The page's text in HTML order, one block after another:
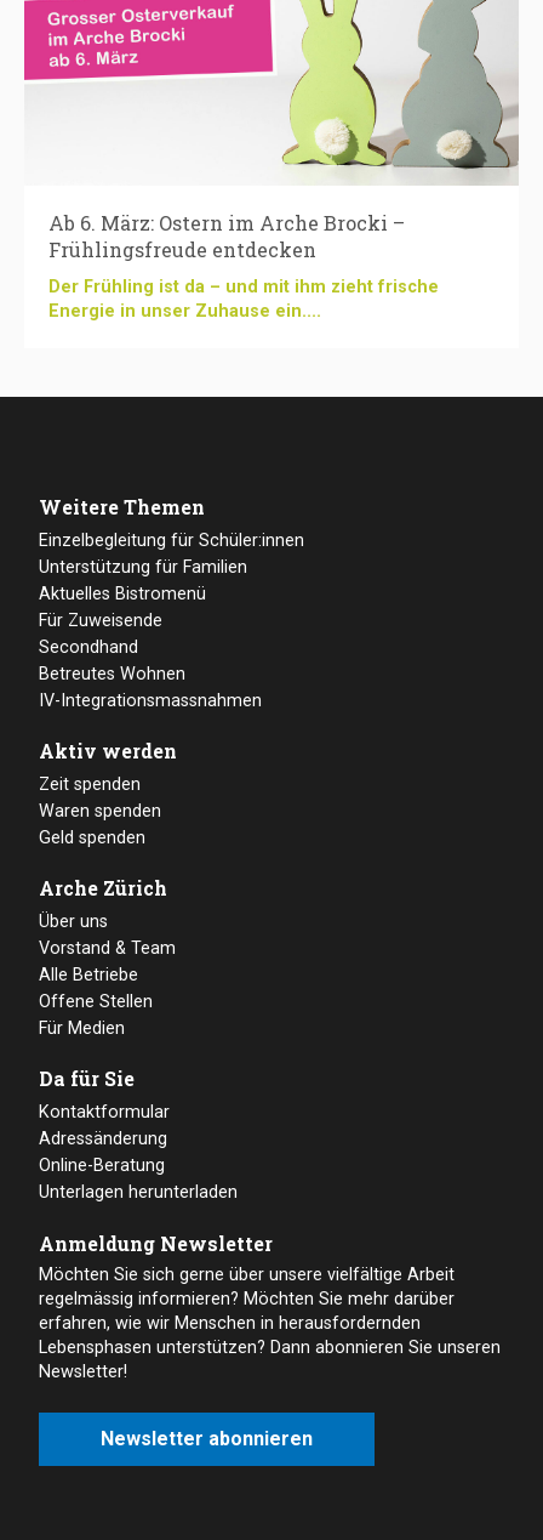
Ab 6. März: Ostern im Arche Brocki –
Frühlingsfreude entdecken
Der Frühling ist da – und mit ihm zieht frische
Energie in unser Zuhause ein....
Weitere Themen
Einzelbegleitung für Schüler:innen
Unterstützung für Familien
Aktuelles Bistromenü
Für Zuweisende
Secondhand
Betreutes Wohnen
IV-Integrationsmassnahmen
Aktiv werden
Zeit spenden
Waren spenden
Geld spenden
Arche Zürich
Über uns
Vorstand & Team
Alle Betriebe
Offene Stellen
Für Medien
Da für Sie
Kontaktformular
Adressänderung
Online-Beratung
Unterlagen herunterladen
Anmeldung Newsletter
Möchten Sie sich gerne über unsere vielfältige Arbeit
regelmässig informieren? Möchten Sie mehr darüber
erfahren, wie wir Menschen in herausfordernden
Lebensphasen unterstützen? Dann abonnieren Sie unseren
Newsletter!
Newsletter abonnieren